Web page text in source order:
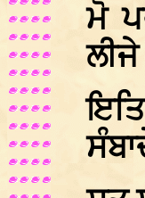
ਮੋ